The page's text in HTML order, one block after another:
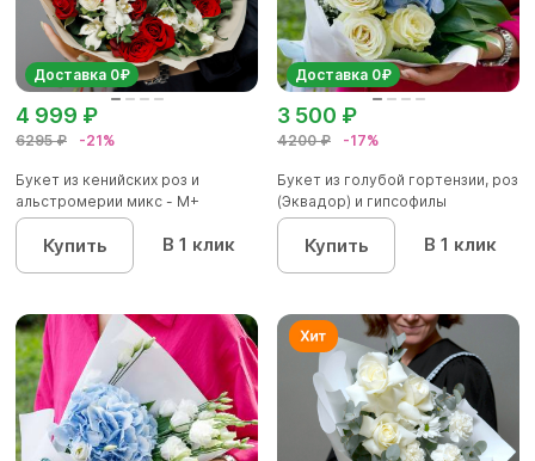
Доставка 0₽
6295 ₽ -21%
4 999 ₽
Букет из кенийских роз и
альстромерии микс - М+
Купить В 1 клик
Доставка 0₽
4200 ₽ -17%
3 500 ₽
Букет из голубой гортензии, роз
(Эквадор) и гипсофилы
Купить В 1 клик